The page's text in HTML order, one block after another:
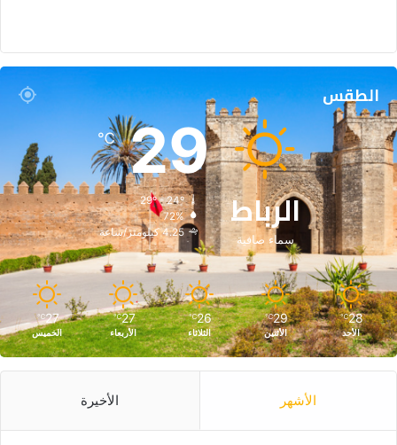
الطقس
الرباط
سماء صافية
29
℃
29º - 24º
72%
4.25 كيلومتر/ساعة
28
℃
الأحد
29
℃
الأثنين
26
℃
الثلاثاء
27
℃
الأربعاء
27
℃
الخميس
الأشهر الأخيرة